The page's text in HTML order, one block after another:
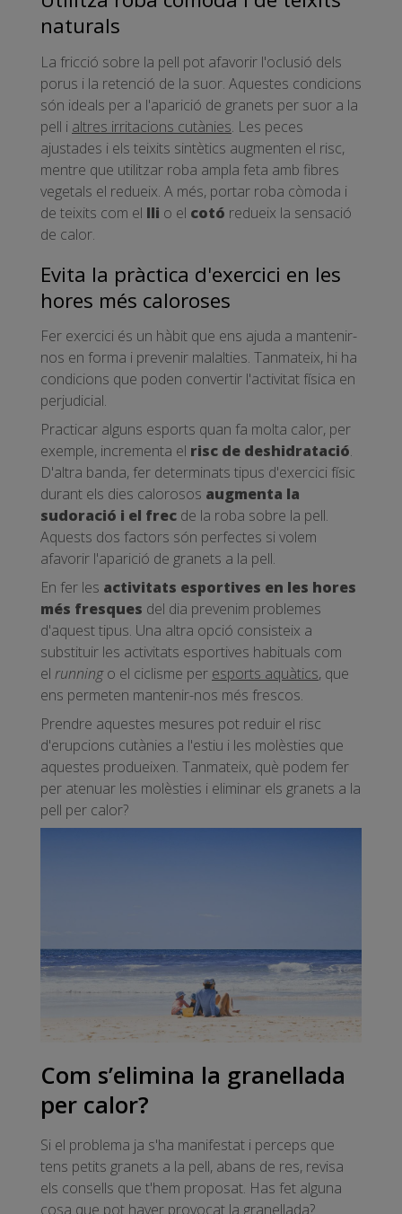
naturals
La fricció sobre la pell pot afavorir l'oclusió dels
porus i la retenció de la suor. Aquestes condicions
són ideals per a l'aparició de granets per suor a la
pell i altres irritacions cutànies. Les peces
ajustades i els teixits sintètics augmenten el risc,
mentre que utilitzar roba ampla feta amb fibres
vegetals el redueix. A més, portar roba còmoda i
de teixits com el lli o el cotó redueix la sensació
de calor.
Evita la pràctica d'exercici en les
hores més caloroses
Fer exercici és un hàbit que ens ajuda a mantenir-
nos en forma i prevenir malalties. Tanmateix, hi ha
condicions que poden convertir l'activitat física en
perjudicial.
Practicar alguns esports quan fa molta calor, per
exemple, incrementa el risc de deshidratació.
D'altra banda, fer determinats tipus d'exercici físic
durant els dies calorosos augmenta la
sudoració i el frec de la roba sobre la pell.
Aquests dos factors són perfectes si volem
afavorir l'aparició de granets a la pell.
En fer les activitats esportives en les hores
més fresques del dia prevenim problemes
d'aquest tipus. Una altra opció consisteix a
substituir les activitats esportives habituals com
el runningo el ciclisme per esports aquàtics, que
ens permeten mantenir-nos més frescos.
Prendre aquestes mesures pot reduir el risc
d'erupcions cutànies a l'estiu i les molèsties que
aquestes produeixen. Tanmateix, què podem fer
per atenuar les molèsties i eliminar els granets a la
pell per calor?
Com s’elimina la granellada
per calor?
Si el problema ja s'ha manifestat i perceps que
tens petits granets a la pell, abans de res, revisa
els consells que t'hem proposat. Has fet alguna
cosa que pot haver provocat la granellada?